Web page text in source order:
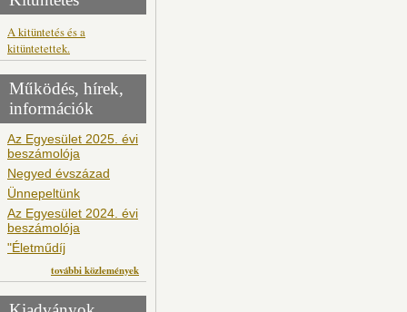
A kitüntetés és a
kitüntetettek.
Működés, hírek,
információk
Az Egyesület 2025. évi
beszámolója
Negyed évszázad
Ünnepeltünk
Az Egyesület 2024. évi
beszámolója
"Életműdíj
további közlemények